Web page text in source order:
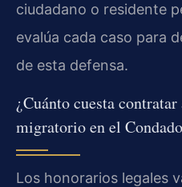
ciudadano o residente
evalúa cada caso para
de esta defensa.
¿Cuánto cuesta
migratorio en el
Los honorarios legales